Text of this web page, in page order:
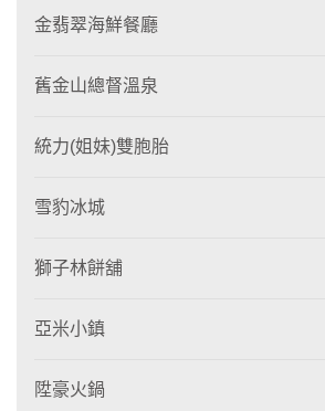
金翡翠海鮮餐廳
舊金山總督溫泉
統力(姐妹)雙胞胎
雪豹冰城
獅子林餅舖
亞米小鎮
陞豪火鍋